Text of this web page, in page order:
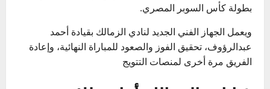
بطولة كأس السوبر المصري.
ويعمل الجهاز الفني الجديد لنادي الزمالك بقيادة أحمد
عبدالرؤوف، تحقيق الفوز والصعود للمباراة النهائية، وإعادة
الفريق مرة أخرى لمنصات التتويج